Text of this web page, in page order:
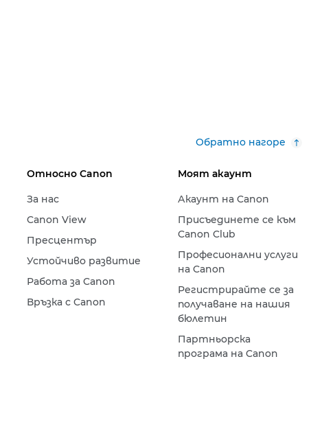
Обратно нагоре
Относно Canon
За нас
Canon View
Пресцентър
Устойчиво развитие
Работа за Canon
Връзка с Canon
Моят акаунт
Акаунт на Canon
Присъединете се към
Canon Club
Професионални услуги
на Canon
Регистрирайте се за
получаване на нашия
бюлетин
Партньорска
програма на Canon